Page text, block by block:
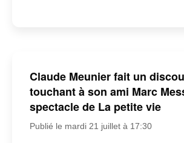
Claude Meunier fait un
touchant à son ami Marc
spectacle de La petite vie
Publié le mardi 21 juillet à 17:30